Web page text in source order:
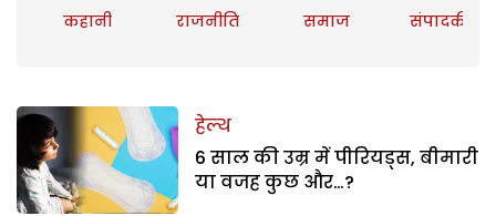
कहानी राजनीति समाज संपादकीय
हेल्थ
6 साल की उम्र में पीरियड्स, बीमारी
या वजह कुछ और…?